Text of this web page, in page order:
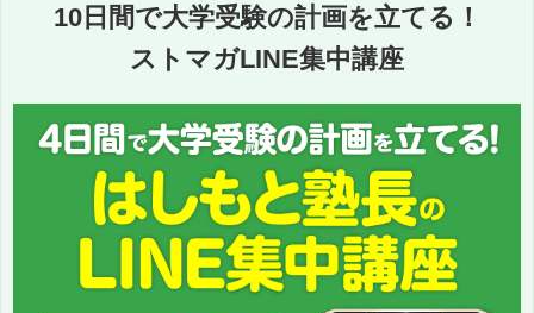
10日間で大学受験の計画を立てる！
ストマガLINE集中講座